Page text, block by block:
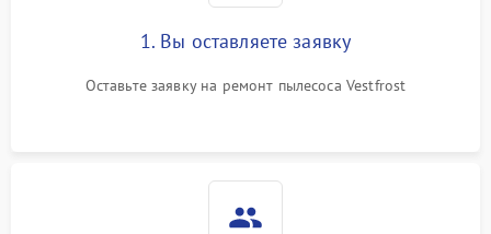
1. Вы оставляете заявку
Оставьте заявку на ремонт пылесоса Vestfrost